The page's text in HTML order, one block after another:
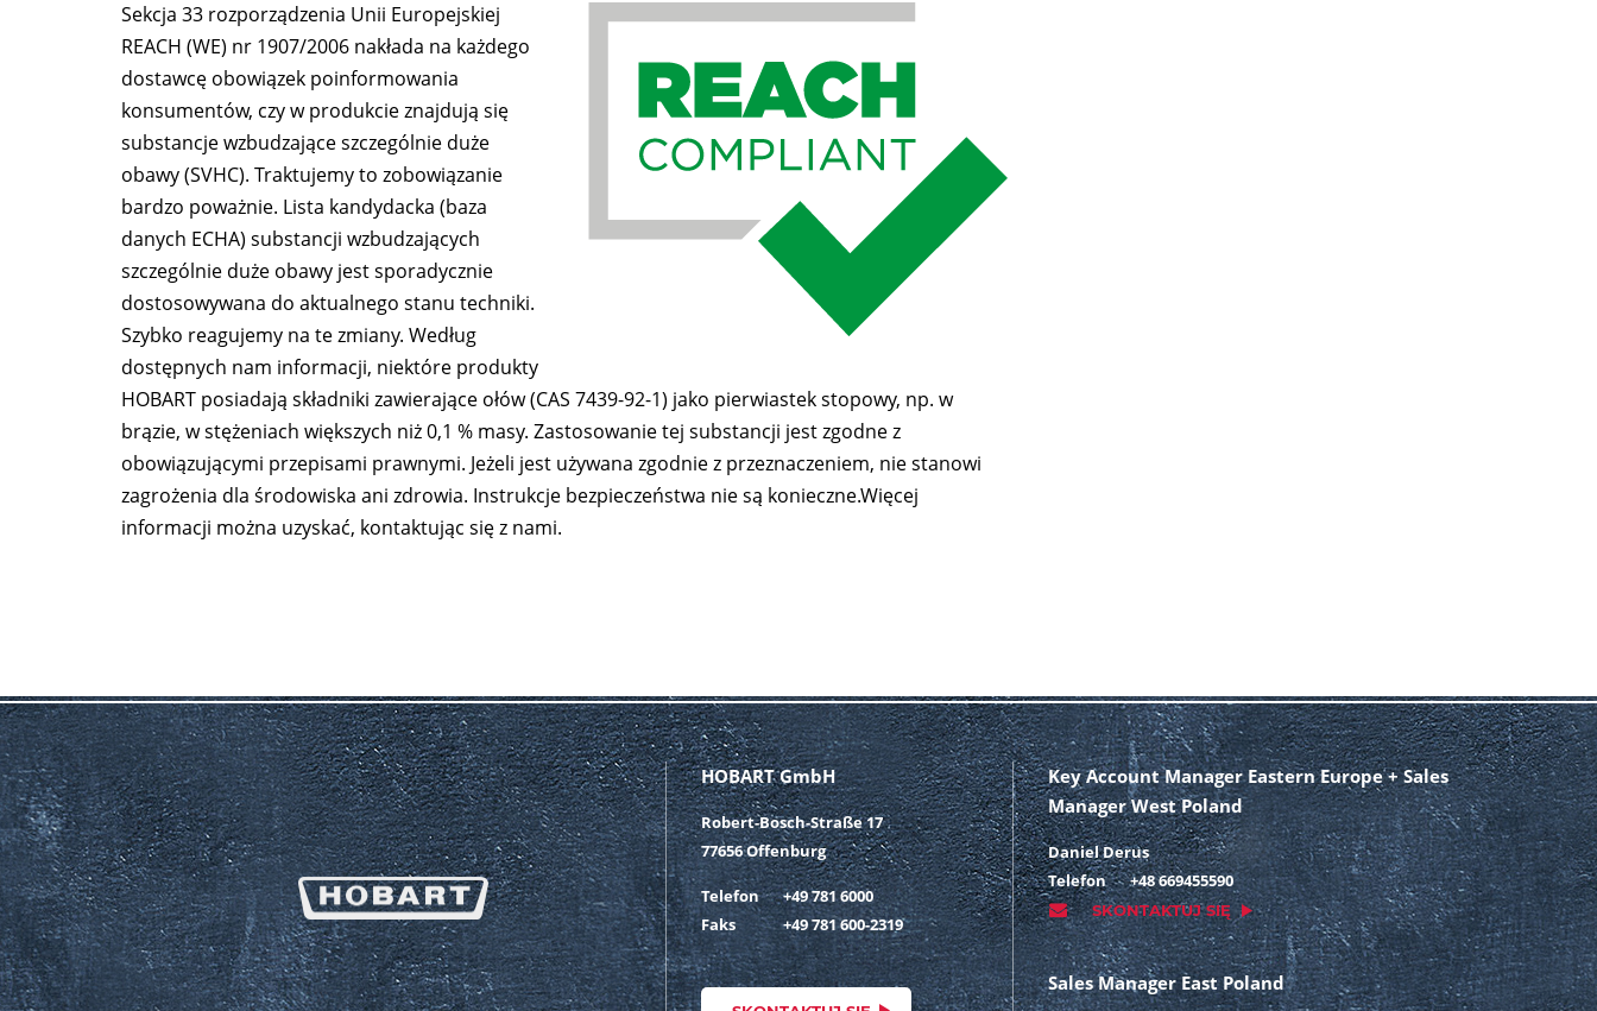
Sekcja 33 rozporządzenia Unii Europejskiej
REACH (WE) nr 1907/2006 nakłada na każdego
dostawcę obowiązek poinformowania
konsumentów, czy w produkcie znajdują się
substancje wzbudzające szczególnie duże
obawy (SVHC). Traktujemy to zobowiązanie
bardzo poważnie. Lista kandydacka (baza
danych ECHA) substancji wzbudzających
szczególnie duże obawy jest sporadycznie
dostosowywana do aktualnego stanu techniki.
Szybko reagujemy na te zmiany. Według
dostępnych nam informacji, niektóre produkty
HOBART posiadają składniki zawierające ołów (CAS 7439-92-1) jako pierwiastek stopowy, np. w
brązie, w stężeniach większych niż 0,1 % masy. Zastosowanie tej substancji jest zgodne z
obowiązującymi przepisami prawnymi. Jeżeli jest używana zgodnie z przeznaczeniem, nie stanowi
zagrożenia dla środowiska ani zdrowia. Instrukcje bezpieczeństwa nie są konieczne.Więcej
informacji można uzyskać, kontaktując się z nami.
HOBART GmbH
Robert-Bosch-Straße 17
77656 Offenburg
Telefon
+49 781 6000
Faks
+49 781 600-2319
Key Account Manager Eastern Europe + Sales
Manager West Poland
Daniel Derus
Telefon
+48 669455590
SKONTAKTUJ SIĘ
Sales Manager East Poland